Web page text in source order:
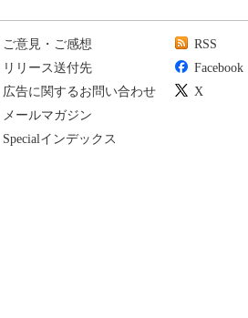
ご意見・ご感想
リリース送付先
広告に関するお問い合わせ
メールマガジン
Specialインデックス
RSS
Facebook
X